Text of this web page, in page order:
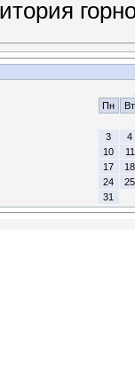
Пн
Вт
3
4
10
11
17
18
24
25
31